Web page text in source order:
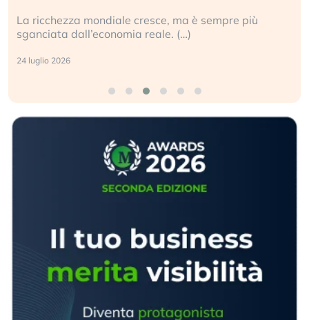
più
Gli investitori tech continuano a
geopolitico: il (…)